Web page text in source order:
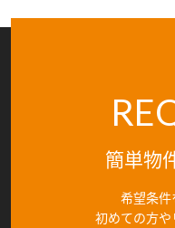
簡単物
希望条件
初めての方